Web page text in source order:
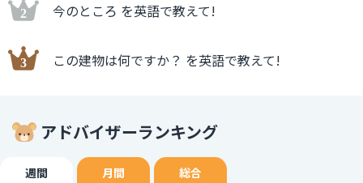
今のところ を英語で教えて!
この建物は何ですか？ を英語で教えて!
アドバイザーランキング
週間 月間 総合